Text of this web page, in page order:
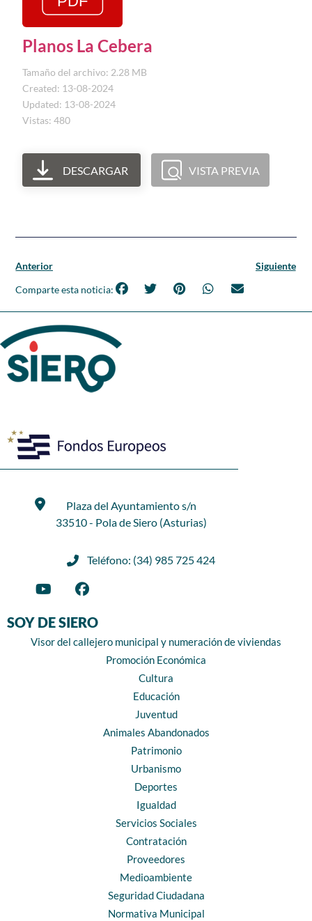
Planos La Cebera
Tamaño del archivo: 2.28 MB
Created: 13-08-2024
Updated: 13-08-2024
Vistas: 480
DESCARGAR VISTA PREVIA
Anterior Siguiente
Comparte esta noticia:
Plaza del Ayuntamiento s/n
33510 - Pola de Siero (Asturias)
Teléfono: (34) 985 725 424
SOY DE SIERO
Visor del callejero municipal y numeración de viviendas
Promoción Económica
Cultura
Educación
Juventud
Animales Abandonados
Patrimonio
Urbanismo
Deportes
Igualdad
Servicios Sociales
Contratación
Proveedores
Medioambiente
Seguridad Ciudadana
Normativa Municipal